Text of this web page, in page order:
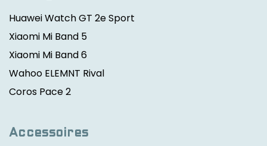
Huawei Watch GT 2e Sport
Xiaomi Mi Band 5
Xiaomi Mi Band 6
Wahoo ELEMNT Rival
Coros Pace 2
Accessoires